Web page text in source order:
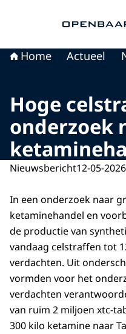
Home Actueel
Hoge
onderzoek
Nieuwsbericht12-05-
In een onderzoek naar
ketaminehandel en
de productie van
vandaag celstraffen tot
verdachten. Uit
vormden voor het
verdachten
van ruim 2 miljoen xtc-
300 kilo ketamine naar